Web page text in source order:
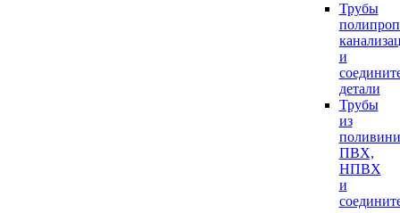
Трубы
и
детали
Трубы
из
ПВХ,
НПВХ
и